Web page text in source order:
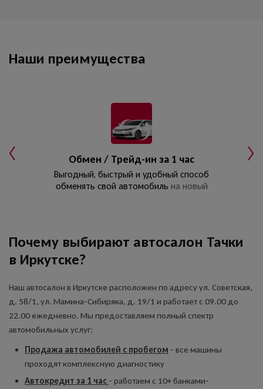
Наши преимущества
Обмен / Трейд-ин за 1 час
Выгодный, быстрый и удобный способ
обменять свой автомобиль на новый
Почему выбирают автосалон Тачки
в Иркутске?
Наш автосалон в Иркутске расположен по адресу ул. Советская,
д. 58/1, ул. Мамина-Сибиряка, д. 19/1 и работает с 09.00 до
22.00 ежедневно. Мы предоставляем полный спектр
автомобильных услуг:
Продажа автомобилей с пробегом - все машины
проходят комплексную диагностику
Автокредит за 1 час - работаем с 10+ банками-